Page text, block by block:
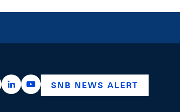
https://x.com/snb_bns
https://ch.linkedin.com/company/swiss-
https://www.youtube.com/
SNB NEWS ALERT